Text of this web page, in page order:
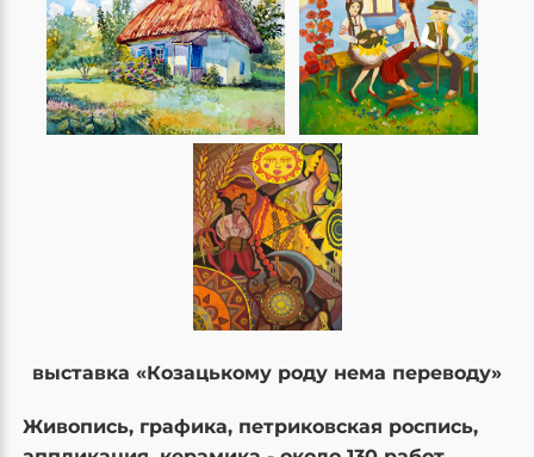
выставка «Козацькому роду нема переводу»
Живопись, графика, петриковская роспись,